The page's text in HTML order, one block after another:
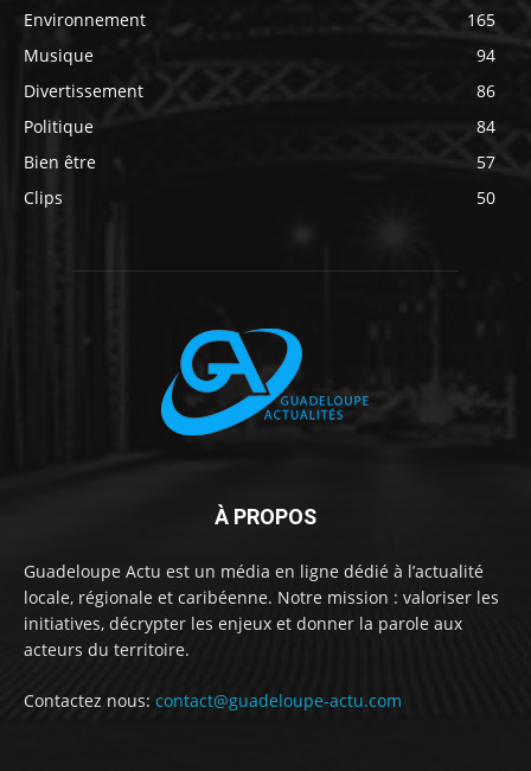
Environnement
165
Musique
94
Divertissement
86
Politique
84
Bien être
57
Clips
50
À PROPOS
Guadeloupe Actu est un média en ligne dédié à l’actualité
locale, régionale et caribéenne. Notre mission : valoriser les
initiatives, décrypter les enjeux et donner la parole aux
acteurs du territoire.
Contactez nous: contact@guadeloupe-actu.com